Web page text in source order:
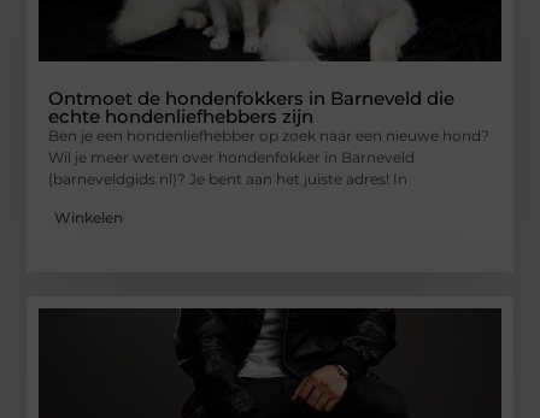
Ontmoet de hondenfokkers in Barneveld die
echte hondenliefhebbers zijn
Ben je een hondenliefhebber op zoek naar een nieuwe hond?
Wil je meer weten over hondenfokker in Barneveld
(barneveldgids.nl)? Je bent aan het juiste adres! In
Winkelen